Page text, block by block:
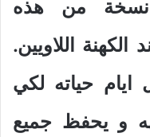
نسخة من هذه
اللاويين.
ايام حياته لكي
و يحفظ جميع